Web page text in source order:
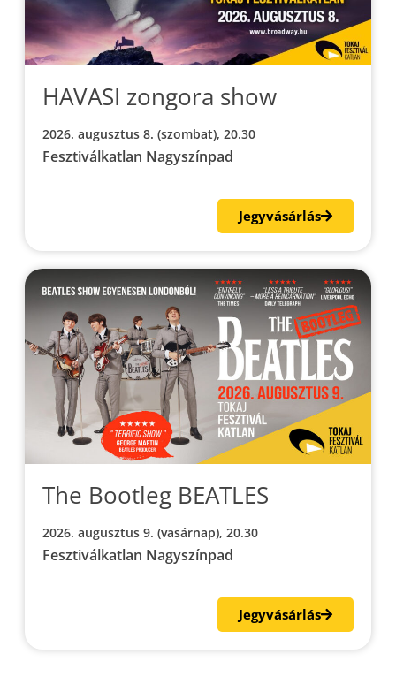
HAVASI zongora show
2026. augusztus 8. (szombat), 20.30
Fesztiválkatlan Nagyszínpad
Jegyvásárlás
The Bootleg BEATLES
2026. augusztus 9. (vasárnap), 20.30
Fesztiválkatlan Nagyszínpad
Jegyvásárlás